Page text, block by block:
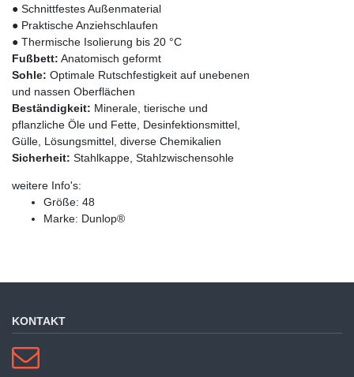
● Schnittfestes Außenmaterial
● Praktische Anziehschlaufen
● Thermische Isolierung bis 20 °C
Fußbett: Anatomisch geformt
Sohle: Optimale Rutschfestigkeit auf unebenen
und nassen Oberflächen
Beständigkeit: Minerale, tierische und
pflanzliche Öle und Fette, Desinfektionsmittel,
Gülle, Lösungsmittel, diverse Chemikalien
Sicherheit: Stahlkappe, Stahlzwischensohle
weitere Info's:
Größe: 48
Marke: Dunlop®
KONTAKT